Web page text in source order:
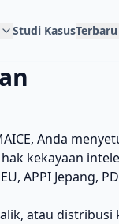
Studi KasusTerbaru
Anda
kekayaan
APPI Jepang,
atau